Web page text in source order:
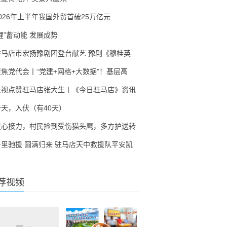
年上半年我国外贸首破25万亿元
”蓄动能 发展成势
店市宏扬豫剧团登台献艺 豫剧《穆桂英
党代会丨“党建+网格+大数据”！基层高
点赞驻马店张大生丨《今日驻马店》资讯
，入伏（有40天）
接力，村民捡到受伤猫头鹰，多方护送转
驰援 圆满归来 驻马店天中救援队平安凯
视频